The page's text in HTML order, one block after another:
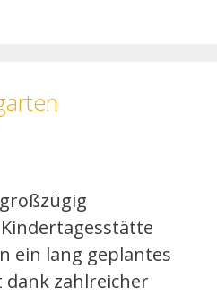
ein lang geplantes
zahlreicher